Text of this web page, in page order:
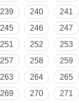
239 240 241
245 246 247
251 252 253
257 258 259
263 264 265
269 270 271